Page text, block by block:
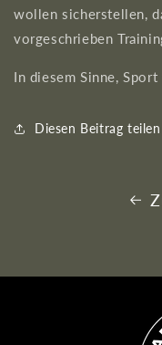
wollen sicherstellen,
vorgeschrieben
In diesem Sinne,
Diesen Beitrag teilen